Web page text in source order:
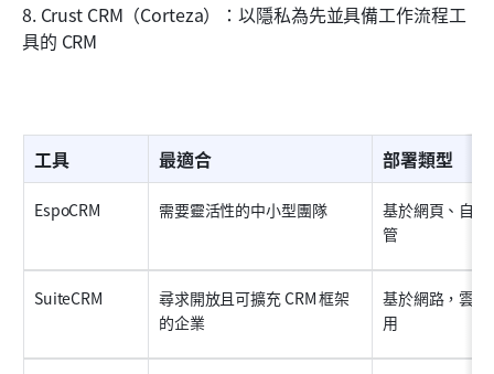
8. Crust CRM（Corteza）：以隱私為先並具備工作流程工
具的 CRM
工具 最適合 部署類型
EspoCRM 需要靈活性的中小型團隊
基於網頁、自行
管
SuiteCRM
尋求開放且可擴充 CRM 框架
的企業
基於網路，雲端
用